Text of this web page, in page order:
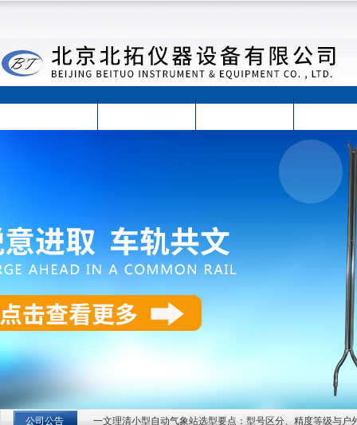
公司公告 一文理清小型自动气象站选型要点：型号区分、精度等级与户